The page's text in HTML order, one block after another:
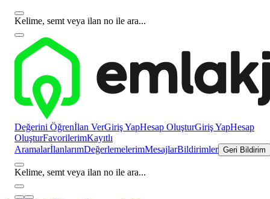
Kelime, semt veya ilan no ile ara...
Değerini Öğrenİlan VerGiriş YapHesap OluşturGiriş YapHesap
OluşturFavorilerimKayıtlı
AramalarİlanlarımDeğerlemelerimMesajlarBildirimler Geri Bildirim
Kelime, semt veya ilan no ile ara...